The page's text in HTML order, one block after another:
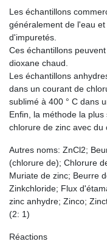
Les échantillons
généralement de l'eau
d'impuretés.
Ces échantillons
dioxane chaud.
Les échantillons
dans un courant de
sublimé à 400 ° C dans
Enfin, la méthode la
chlorure de zinc avec du
Autres noms: ZnCl2;
(chlorure de); Chlorure
Muriate de zinc; Beurre
Zinkchloride; Flux
zinc anhydre; Zinco;
(2: 1)
Réactions